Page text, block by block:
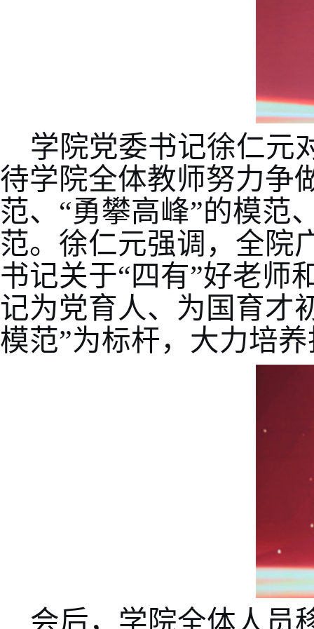
学院党委书记徐仁元
待学院全体教师努力争
范、“勇攀高峰”的模范
范。徐仁元强调，全院
书记关于“四有”好老师
记为党育人、为国育才
模范”为标杆，大力培
会后，学院全体人员